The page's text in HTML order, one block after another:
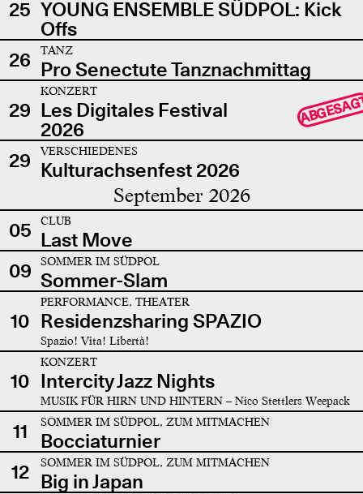
25 YOUNG ENSEMBLE SÜDPOL: Kick
Offs
26
TANZ
Pro Senectute Tanznachmittag
29
KONZERT
Les Digitales Festival
2026
29 VERSCHIEDENES
Kulturachsenfest 2026
September 2026
05 CLUB
Last Move
09
SOMMER IM SÜDPOL
Sommer-Slam
10
PERFORMANCE, THEATER
Residenzsharing SPAZIO
Spazio! Vita! Libertà!
10
KONZERT
Intercity Jazz Nights
MUSIK FÜR HIRN UND HINTERN – Nico Stettlers Weepack
11 SOMMER IM SÜDPOL, ZUM MITMACHEN
Bocciaturnier
12
SOMMER IM SÜDPOL, ZUM MITMACHEN
Big in Japan